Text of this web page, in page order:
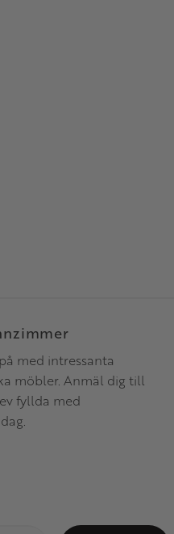
med intressanta
möbler. Anmäl dig till
fyllda med